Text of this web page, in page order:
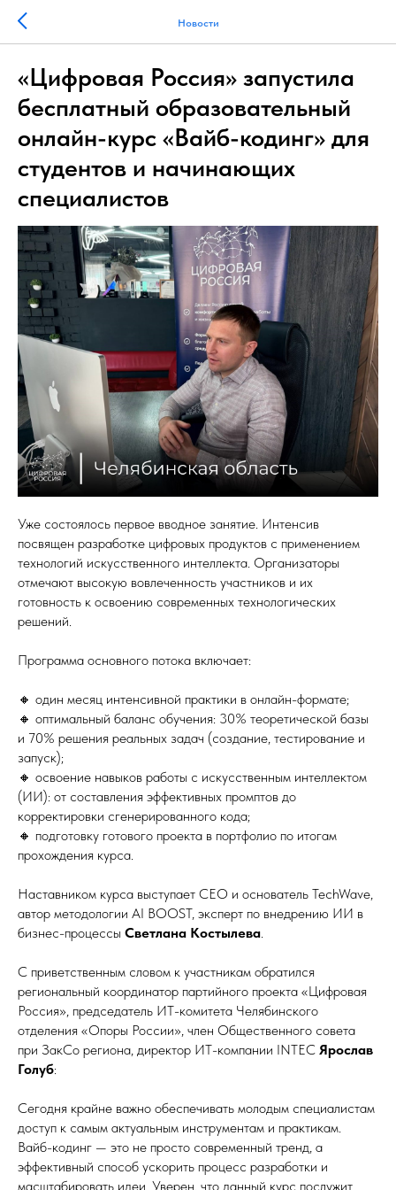
Новости
«Цифровая Россия» запустила
бесплатный образовательный
онлайн-курс «Вайб-кодинг» для
студентов и начинающих
специалистов
Уже состоялось первое вводное занятие. Интенсив
посвящен разработке цифровых продуктов с применением
технологий искусственного интеллекта. Организаторы
отмечают высокую вовлеченность участников и их
готовность к освоению современных технологических
решений.
Программа основного потока включает:
🔸 один месяц интенсивной практики в онлайн-формате;
🔸 оптимальный баланс обучения: 30% теоретической базы
и 70% решения реальных задач (создание, тестирование и
запуск);
🔸 освоение навыков работы с искусственным интеллектом
(ИИ): от составления эффективных промптов до
корректировки сгенерированного кода;
🔸 подготовку готового проекта в портфолио по итогам
прохождения курса.
Наставником курса выступает CEO и основатель TechWave,
автор методологии AI BOOST, эксперт по внедрению ИИ в
бизнес-процессы Светлана Костылева.
С приветственным словом к участникам обратился
региональный координатор партийного проекта «Цифровая
Россия», председатель ИТ-комитета Челябинского
отделения «Опоры России», член Общественного совета
при ЗакСо региона, директор ИТ-компании INTEC Ярослав
Голуб:
Сегодня крайне важно обеспечивать молодым специалистам
доступ к самым актуальным инструментам и практикам.
Вайб-кодинг — это не просто современный тренд, а
эффективный способ ускорить процесс разработки и
масштабировать идеи. Уверен, что данный курс послужит